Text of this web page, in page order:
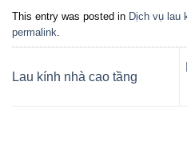
This entry was posted in Dịch vụ lau
permalink
Lau kính nhà cao tầng